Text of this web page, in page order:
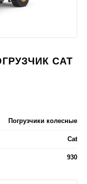
CAT
Погрузчики колесные
Cat
930